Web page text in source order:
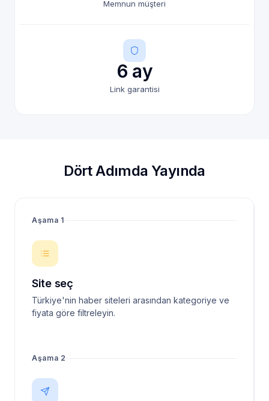
Memnun müşteri
6 ay
Link garantisi
Dört Adımda Yayında
Aşama 1
Site seç
Türkiye'nin haber siteleri arasından kategoriye ve
fiyata göre filtreleyin.
Aşama 2